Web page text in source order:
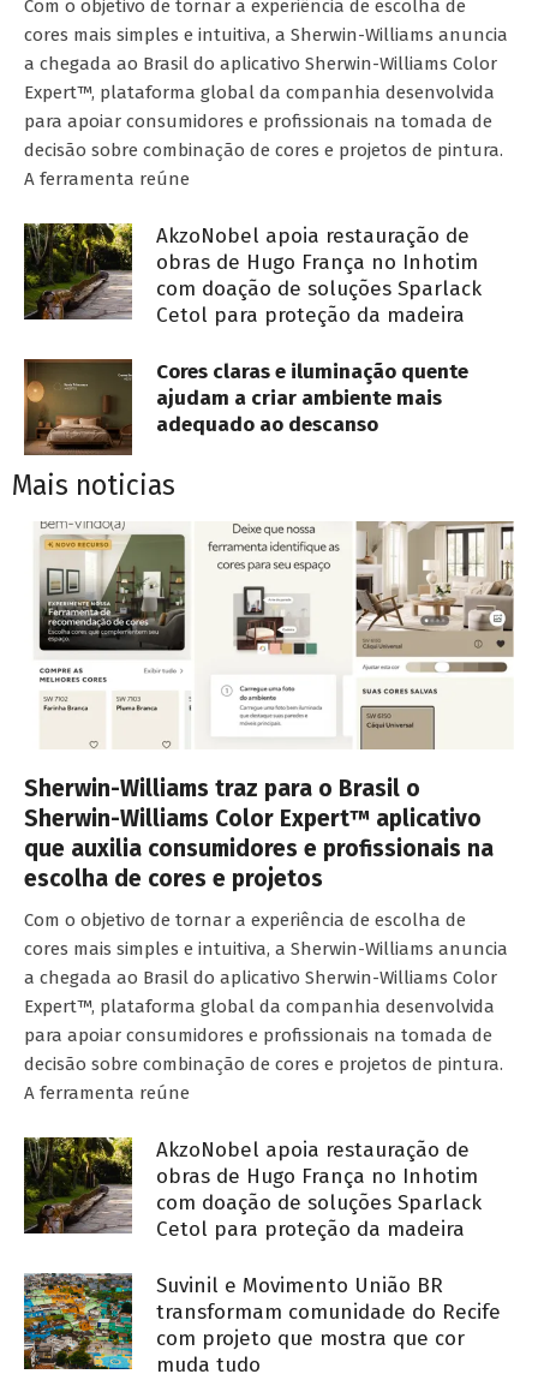
Com o objetivo de tornar a experiência de escolha de
cores mais simples e intuitiva, a Sherwin-Williams anuncia
a chegada ao Brasil do aplicativo Sherwin-Williams Color
Expert™, plataforma global da companhia desenvolvida
para apoiar consumidores e profissionais na tomada de
decisão sobre combinação de cores e projetos de pintura.
A ferramenta reúne
AkzoNobel apoia restauração de
obras de Hugo França no Inhotim
com doação de soluções Sparlack
Cetol para proteção da madeira
Cores claras e iluminação quente
ajudam a criar ambiente mais
adequado ao descanso
Mais noticias
Sherwin-Williams traz para o Brasil o
Sherwin-Williams Color Expert™ aplicativo
que auxilia consumidores e profissionais na
escolha de cores e projetos
Com o objetivo de tornar a experiência de escolha de
cores mais simples e intuitiva, a Sherwin-Williams anuncia
a chegada ao Brasil do aplicativo Sherwin-Williams Color
Expert™, plataforma global da companhia desenvolvida
para apoiar consumidores e profissionais na tomada de
decisão sobre combinação de cores e projetos de pintura.
A ferramenta reúne
AkzoNobel apoia restauração de
obras de Hugo França no Inhotim
com doação de soluções Sparlack
Cetol para proteção da madeira
Suvinil e Movimento União BR
transformam comunidade do Recife
com projeto que mostra que cor
muda tudo